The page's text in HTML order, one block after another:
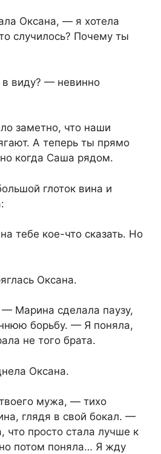
Оксана, — я хотела
случилось? Почему ты
виду? — невинно
заметно, что наши
А теперь ты прямо
когда Саша рядом.
глоток вина и
тебе кое-что сказать. Но
Оксана.
Марина сделала паузу,
борьбу. — Я поняла,
не того брата.
Оксана.
мужа, — тихо
глядя в свой бокал. —
что просто стала лучше к
потом поняла… Я жду